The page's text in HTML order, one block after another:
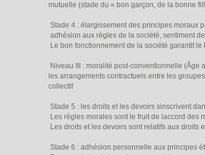
mutuelle (stade du « bon garçon, de la bonne
 Stade 4 : élargissement des principes moraux
 adhésion aux règles de la société, sentiment
 Le bon fonctionnement de la société garantit
 Niveau III : moralité post-conventionnelle
les arrangements contractuels entre les
collectif
 Stade 5 : les droits et les devoirs sinscrivent
 Les règles morales sont le fruit de laccord
 Les droits et les devoirs sont relatifs aux droits
 Stade 6 : adhésion personnelle aux principes